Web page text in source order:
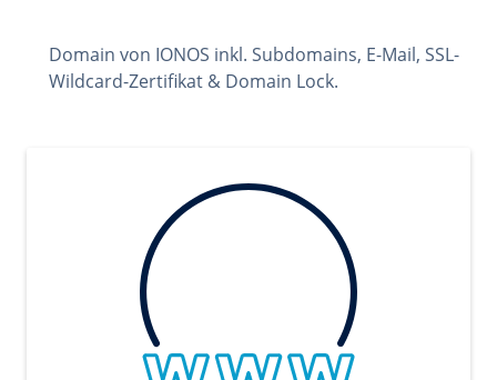
Domain von IONOS inkl. Subdomains, E-Mail, SSL-
Wildcard-Zertifikat & Domain Lock.